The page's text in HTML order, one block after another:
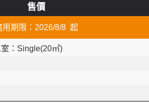
Read
售價
用期限：2026/8/8 起
：Single(20㎡)